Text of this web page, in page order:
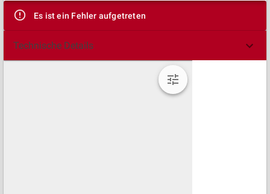
Es ist ein Fehler aufgetreten
Technische Details